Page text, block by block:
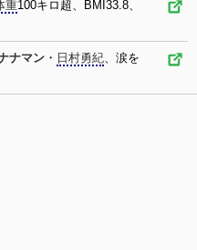
重100キロ超、BMI33.8、
ナマン ・ 日村勇紀、涙を